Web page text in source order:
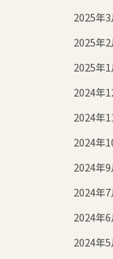
2025年
2025年
2025年
2024年
2024年
2024年
2024年
2024年
2024年
2024年